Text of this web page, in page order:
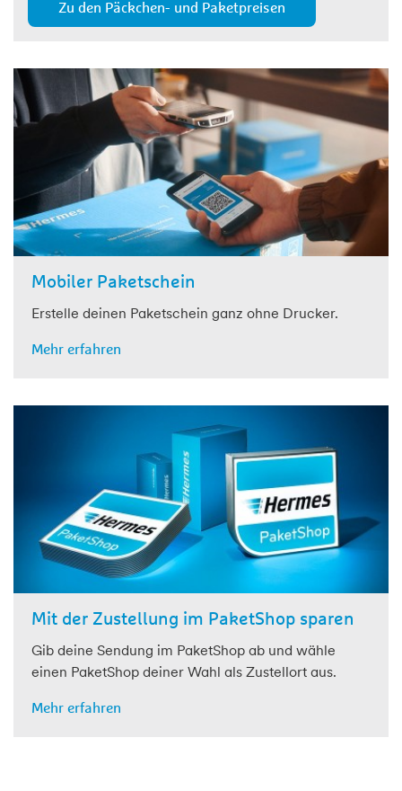
Zu den Päckchen- und Paketpreisen
Mobiler Paketschein
Erstelle deinen Paketschein ganz ohne Drucker.
Mehr erfahren
Mit der Zustellung im PaketShop sparen
Gib deine Sendung im PaketShop ab und wähle
einen PaketShop deiner Wahl als Zustellort aus.
Mehr erfahren